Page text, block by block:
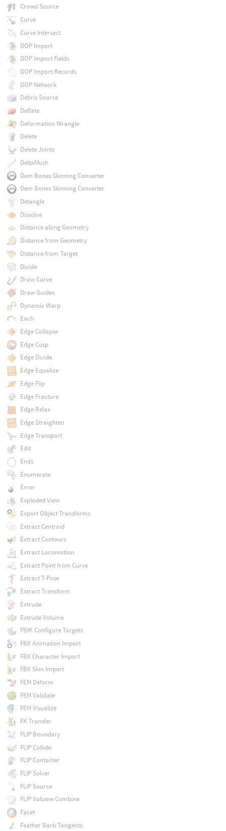
Crowd Source
Curve
Curve Intersect
DOP Import
DOP Import Fields
DOP Import Records
DOP Network
Debris Source
Deflate
Deformation Wrangle
Delete
Delete Joints
DeltaMush
Dem Bones Skinning Converter
Dem Bones Skinning Converter
Detangle
Dissolve
Distance along Geometry
Distance from Geometry
Distance from Target
Divide
Draw Curve
Draw Guides
Dynamic Warp
Each
Edge Collapse
Edge Cusp
Edge Divide
Edge Equalize
Edge Flip
Edge Fracture
Edge Relax
Edge Straighten
Edge Transport
Edit
Ends
Enumerate
Error
Exploded View
Export Object Transforms
Extract Centroid
Extract Contours
Extract Locomotion
Extract Point from Curve
Extract T-Pose
Extract Transform
Extrude
Extrude Volume
FBIK Configure Targets
FBX Animation Import
FBX Character Import
FBX Skin Import
FEM Deform
FEM Validate
FEM Visualize
FK Transfer
FLIP Boundary
FLIP Collide
FLIP Container
FLIP Solver
FLIP Source
FLIP Volume Combine
Facet
Feather Barb Tangents